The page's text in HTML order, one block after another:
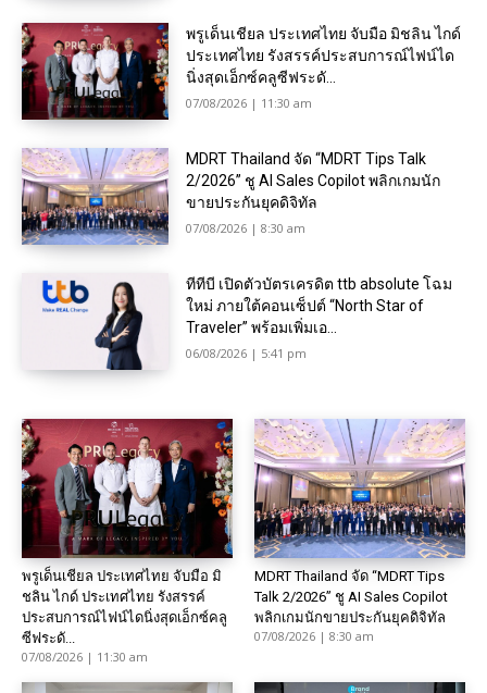
พรูเด็นเชียล ประเทศไทย จับมือ มิชลิน ไกด์
ประเทศไทย รังสรรค์ประสบการณ์ไฟน์ได
นิ่งสุดเอ็กซ์คลูซีฟระดั...
07/08/2026 | 11:30 am
MDRT Thailand จัด “MDRT Tips Talk
2/2026” ชู AI Sales Copilot พลิกเกมนัก
ขายประกันยุคดิจิทัล
07/08/2026 | 8:30 am
ทีทีบี เปิดตัวบัตรเครดิต ttb absolute โฉม
ใหม่ ภายใต้คอนเซ็ปต์ “North Star of
Traveler” พร้อมเพิ่มเอ...
06/08/2026 | 5:41 pm
พรูเด็นเชียล ประเทศไทย จับมือ มิ
ชลิน ไกด์ ประเทศไทย รังสรรค์
ประสบการณ์ไฟน์ไดนิ่งสุดเอ็กซ์คลู
ซีฟระดั...
07/08/2026 | 11:30 am
MDRT Thailand จัด “MDRT Tips
Talk 2/2026” ชู AI Sales Copilot
พลิกเกมนักขายประกันยุคดิจิทัล
07/08/2026 | 8:30 am